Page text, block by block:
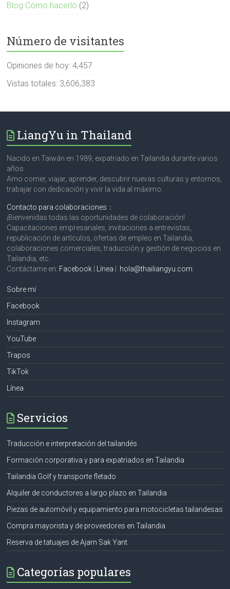
Blog Cómo hacerlo (2)
Número de visitantes
Opiniones de hoy:4,457
Vistas totales: 3,606,383
LiangYu in Thailand
Nacido en Taiwán en 1989, expatriado en Tailandia durante varios
años.
Amo comer, viajar, aprender, descubrir nuevas culturas y entornos,
trabajar con dedicación y vivir la vida al máximo.
Contacto para colaboraciones ：
¡Bienvenidas todas las oportunidades de colaboración!
Capacitaciones empresariales, invitaciones a entrevistas,
republicación de artículos, ofertas de empleo en Tailandia,
colaboraciones comerciales, traducción y gestión de negocios en
Tailandia, etc.
Contáctame en: Facebook Línea hola@thailiangyu.com
Sobre mí
Facebook
Instagram
YouTube
Trapos
TikTok
Línea
Servicios
Traducción e interpretación del tailandés
Formación corporativa y para expatriados en Tailandia
Tailandia Golf y transporte fletado
Alquiler de conductores a largo plazo en Tailandia
Piezas de automóvil y equipamiento para motocicletas tailandesas
Compra mayorista y de proveedores en Tailandia
Reserva de tatuajes de Ajarn Sak Yant
Categorías populares